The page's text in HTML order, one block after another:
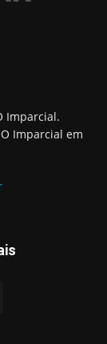
Imparcial.
Imparcial em